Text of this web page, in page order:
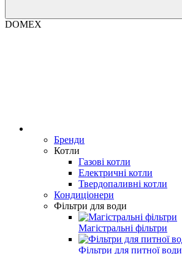
DOMEX
Бренди
Котли
Газові котли
Електричні котли
Твердопаливні котли
Кондиціонери
Фільтри для води
Магістральні фільтри
Фільтри для питної води